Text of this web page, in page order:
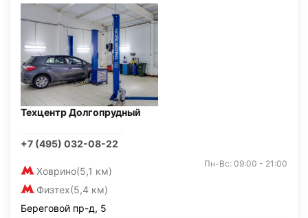
Техцентр Долгопрудный
+7 (495) 032-08-22
Ховрино(5,1 км)
Физтех(5,4 км)
Пн-Вс: 09:00 - 21:00
Береговой пр-д, 5